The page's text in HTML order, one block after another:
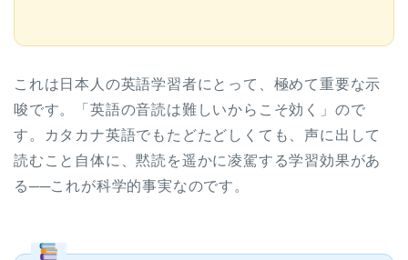
これは日本人の英語学習者にとって、極めて重要な示
唆です。「英語の音読は難しいからこそ効く」ので
す。カタカナ英語でもたどたどしくても、声に出して
読むこと自体に、黙読を遥かに凌駕する学習効果があ
る──これが科学的事実なのです。